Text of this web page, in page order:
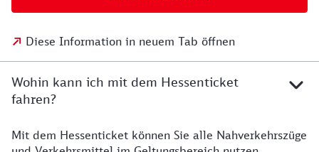
Diese Information in neuem Tab öffnen
Wohin kann ich mit dem Hessenticket
fahren?
Mit dem Hessenticket können Sie alle Nahverkehrszüge